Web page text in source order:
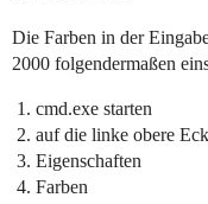
Die Farben in der
2000 folgendermaßen
cmd.exe starten
auf die linke obere
Eigenschaften
Farben